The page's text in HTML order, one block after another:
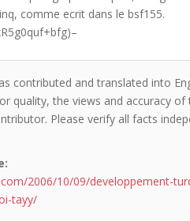
comme ecrit dans le bsf155.
contributed and translated into
quality, the views and accuracy
Please verify all facts
2006/10/09/developpement-
tayy/